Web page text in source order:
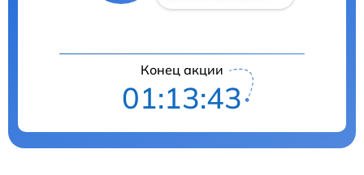
Конец акции
01:13:42